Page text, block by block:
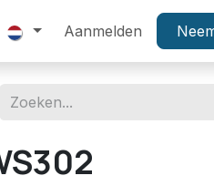
Technologie
Aanmelden